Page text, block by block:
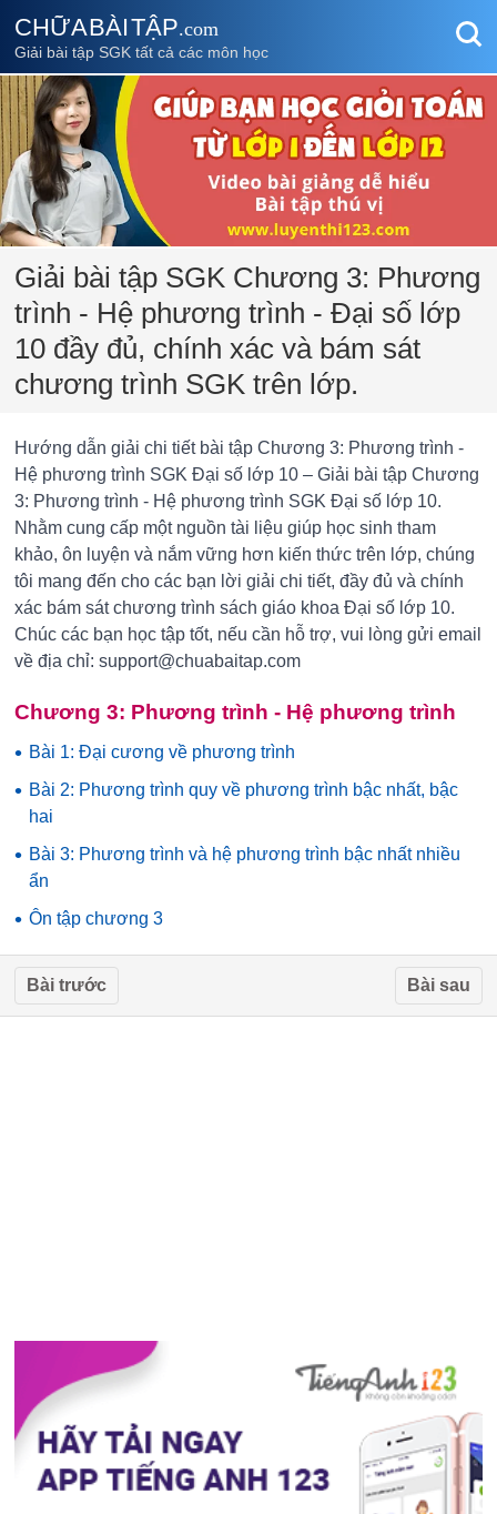
CHỮA BÀI TẬP.com
Giải bài tập SGK tất cả các môn học
Giải bài tập SGK Chương 3: Phương
trình - Hệ phương trình - Đại số lớp
10 đầy đủ, chính xác và bám sát
chương trình SGK trên lớp.
Hướng dẫn giải chi tiết bài tập Chương 3: Phương trình -
Hệ phương trình SGK Đại số lớp 10 – Giải bài tập Chương
3: Phương trình - Hệ phương trình SGK Đại số lớp 10.
Nhằm cung cấp một nguồn tài liệu giúp học sinh tham
khảo, ôn luyện và nắm vững hơn kiến thức trên lớp, chúng
tôi mang đến cho các bạn lời giải chi tiết, đầy đủ và chính
xác bám sát chương trình sách giáo khoa Đại số lớp 10.
Chúc các bạn học tập tốt, nếu cần hỗ trợ, vui lòng gửi email
về địa chỉ: support@chuabaitap.com
Chương 3: Phương trình - Hệ phương trình
• Bài 1: Đại cương về phương trình
• Bài 2: Phương trình quy về phương trình bậc nhất, bậc
hai
• Bài 3: Phương trình và hệ phương trình bậc nhất nhiều
ẩn
• Ôn tập chương 3
Bài trước Bài sau